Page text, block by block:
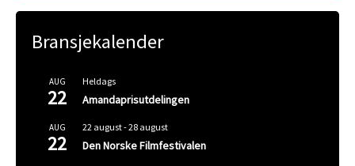
Bransjekalender
AUG
22
Heldags
Amandaprisutdelingen
AUG
22
22 august-28 august
Den Norske Filmfestivalen